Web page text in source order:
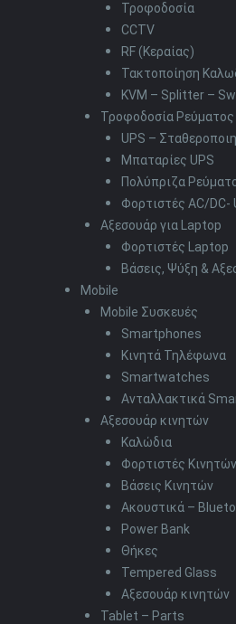
Τροφοδοσία
CCTV
RF (Κεραίας)
Τακτοποίηση
KVM – Splitter –
Τροφοδοσία Ρεύματος
UPS –
Μπαταρίες UPS
Πολύπριζα
Φορτιστές AC/DC-
Αξεσουάρ για Laptop
Φορτιστές Laptop
Βάσεις, Ψύξη &
Mobile
Mobile Συσκευές
Smartphones
Κινητά Τηλέφωνα
Smartwatches
Ανταλλακτικά
Αξεσουάρ κινητών
Καλώδια
Φορτιστές Κινητών
Βάσεις Κινητών
Ακουστικά –
Power Bank
Θήκες
Tempered Glass
Αξεσουάρ κινητών
Tablet – Parts